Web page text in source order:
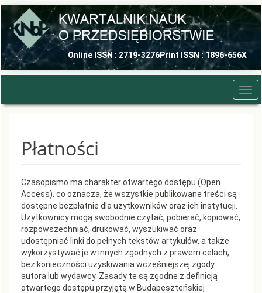
Quick
content
Main
Navigation
Online ISSN : 2719-3276Print ISSN : 1896-656X
Płatności
Czasopismo ma charakter otwartego dostępu (Open
Access), co oznacza, że wszystkie publikowane treści są
dostępne bezpłatnie dla użytkowników oraz ich instytucji.
Użytkownicy mogą swobodnie czytać, pobierać, kopiować,
rozpowszechniać, drukować, wyszukiwać oraz
udostępniać linki do pełnych tekstów artykułów, a także
wykorzystywać je w innych zgodnych z prawem celach,
bez konieczności uzyskiwania wcześniejszej zgody
autora lub wydawcy. Zasady te są zgodne z definicją
otwartego dostępu przyjętą w Budapeszteńskiej